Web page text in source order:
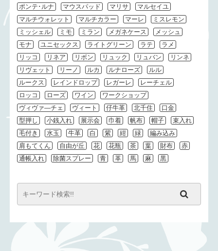
ポンテ･ルナ
マウスパッド マリサ
マルセイユ
マルチウォレット
マルチカラー マーレ
ミスレモン
ミッシェル
ミモ ミラン メガネケース
メッシュ
モナ
ユニセックス ライトグリーン ラテ
ラメ
リッコ
リネア リボン リュック リュバン
リンネ
リヴェット
リーノ ルカ ルナローズ
ルル
ルークス
レインドロップ レガーレ
レーチェル
ロッコ
ローズ ワイン
ワークショップ
ヴィヴァ―チェ
ヴィート 仔牛革 北千住
口金
型押し
小銭入れ 展示会 巾着 帆布 帽子
束入れ
毛付き
水玉 牛革 白 紫 紺 緑
編み込み
肩もてくん
自由が丘 花 花瓶 茶 葉 財布
赤
通帳入れ
除菌スプレー 青 革 馬 麻 黒